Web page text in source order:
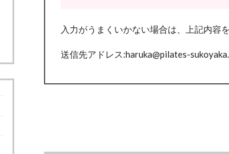
入力がうまくいかない場合は、上記内容
送信先アドレス:haruka@pilates-